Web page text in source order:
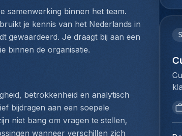
samenwerking binnen het team.
je kennis van het Nederlands in
gewaardeerd. Je draagt bij aan een
binnen de organisatie.
betrokkenheid en analytisch
bijdragen aan een soepele
niet bang om vragen te stellen,
wanneer verschillen zich
is